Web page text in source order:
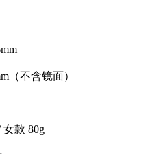
（不含镜面）
款 80g